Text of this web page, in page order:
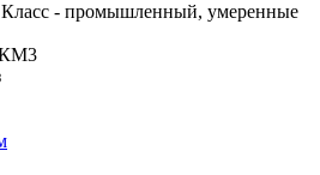
- промышленный, умеренные